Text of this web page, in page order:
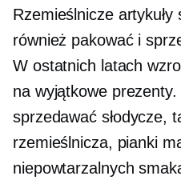
Rzemieślnicze
również pakować i
W ostatnich latach
na wyjątkowe
sprzedawać słodycze,
rzemieślnicza, pianki
niepowtarzalnych